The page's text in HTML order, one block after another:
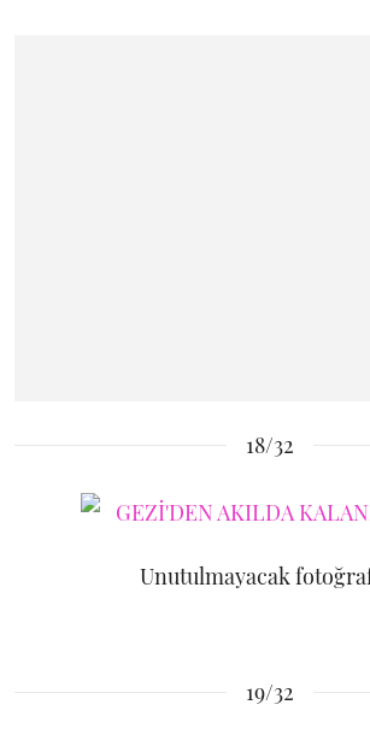
18/32
Unutulmayacak
19/32